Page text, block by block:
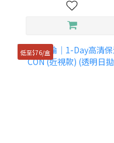
低至$76/盒